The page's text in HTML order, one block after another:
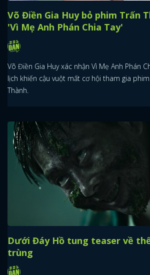
Võ Điền Gia Huy bỏ phim Trấn
'Vì Mẹ Anh Phán Chia Tay'
Võ Điền Gia Huy xác nhận Vì Mẹ Anh Phán
lịch khiến cậu vuột mất cơ hội tham gia
Thành.
Dưới Đáy Hồ tung teaser về
trùng